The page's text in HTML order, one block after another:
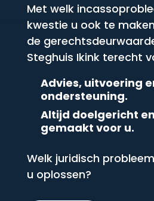
Met welk
kwestie u ook te
de
Steghuis Ikink terecht
Advies, uitvoering
ondersteuning.
Altijd doelgericht
gemaakt voor u.
Welk juridisch
u oplossen?